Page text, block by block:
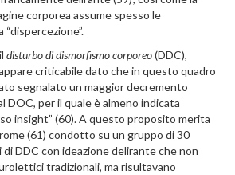
corporea assume spesso le
disturbo di dismorfismo corporeo(DDC),
criticabile dato che in questo quadro
segnalato un maggior decremento
DOC, per il quale è almeno indicata
insight” (60). A questo proposito merita
(61) condotto su un gruppo di 30
DDC con ideazione delirante che non
tradizionali, ma risultavano